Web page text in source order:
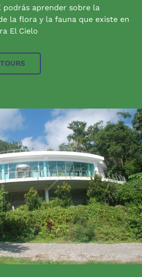
podrás aprender sobre la
la flora y la fauna que existe en
El Cielo